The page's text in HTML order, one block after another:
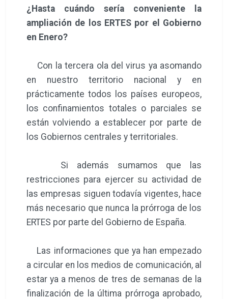
¿Hasta cuándo sería conveniente la
ampliación de los ERTES por el Gobierno
en Enero?
Con la tercera ola del virus ya asomando
en nuestro territorio nacional y en
prácticamente todos los países europeos,
los confinamientos totales o parciales se
están volviendo a establecer por parte de
los Gobiernos centrales y territoriales.
Si además sumamos que las
restricciones para ejercer su actividad de
las empresas siguen todavía vigentes, hace
más necesario que nunca la prórroga de los
ERTES por parte del Gobierno de España.
Las informaciones que ya han empezado
a circular en los medios de comunicación, al
estar ya a menos de tres de semanas de la
finalización de la última prórroga aprobado,